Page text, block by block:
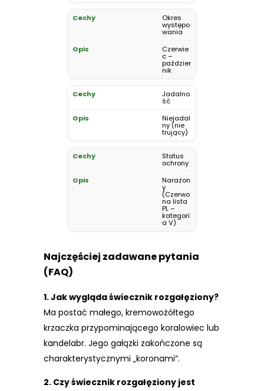
Okres
występo
wania
Czerwie
c –
paździer
nik
Jadalno
ść
Niejadal
ny (nie
trujący)
Status
ochrony
Narażon
y
(Czerwo
na lista
PL –
kategori
a V)
Najczęściej zadawane pytania
(FAQ)
1. Jak wygląda świecznik rozgałęziony?
Ma postać małego, kremowożółtego
krzaczka przypominającego koralowiec lub
kandelabr. Jego gałązki zakończone są
charakterystycznymi „koronami”.
2. Czy świecznik rozgałęziony jest